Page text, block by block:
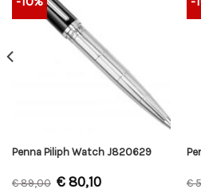
Penna Piliph Watch J820629
€89,00 €80,10 €